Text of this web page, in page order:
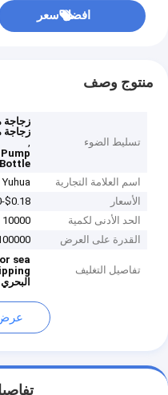
افضل سعر
منتوج وصف
تسليط الضوء
زجاجة
,
Bottle
اسم العلامة التجارية
Yuhua
الأسعار
$0.18-$0.30/PIECE
الحد الأدنى لكمية
10000 قطعة
القدرة على العرض
100000 قطعة / قطعة
تفاصيل التغليف
sea
البحري
عرض